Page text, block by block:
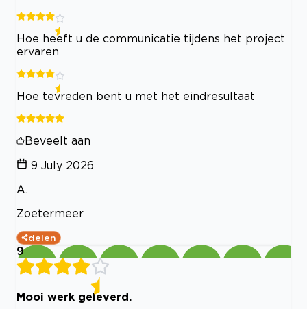
Hoe heeft u de communicatie tijdens het project
ervaren
Hoe tevreden bent u met het eindresultaat
Beveelt aan
9 July 2026
A.
Zoetermeer
delen
9
Mooi werk geleverd.